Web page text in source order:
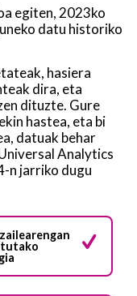
egiten, 2023ko
datu historiko
hasiera
dira, eta
dituzte. Gure
hastea, eta bi
datuak behar
Analytics
n jarriko dugu